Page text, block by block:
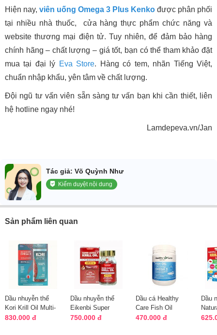
Hiện nay, viên uống Omega 3 Plus Kenko được phân phối
tại nhiều nhà thuốc, cửa hàng thực phẩm chức năng và
website thương mại điện tử. Tuy nhiên, để đảm bảo hàng
chính hãng – chất lượng – giá tốt, bạn có thể tham khảo đặt
mua tại đại lý Eva Store. Hàng có tem, nhãn Tiếng Việt,
chuẩn nhập khẩu, yên tâm về chất lượng.
Đội ngũ tư vấn viên sẵn sàng tư vấn bạn khi cần thiết, liên
hệ hotline ngay nhé!
Lamdepeva.vn/Jan
Tác giả: Võ Quỳnh Như
Kiểm duyệt nội dung
Sản phẩm liên quan
Dầu nhuyễn thể
Kori Krill Oil Multi-
Benefit Omega 3
830.000 đ
Dầu nhuyễn thể
Eikenbi Super
Omega 3 Krill Oil
750.000 đ
Dầu cá Healthy
Care Fish Oil
1000mg Omega 3
470.000 đ
Dầu
Krill